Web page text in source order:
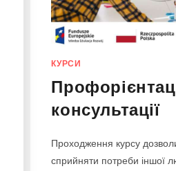
КУРСИ
консультації
Проходження курсу
сприйняти потреби іншої